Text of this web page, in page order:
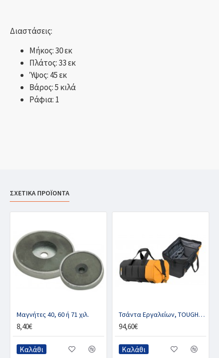
Διαστάσεις:
Μήκος: 30 εκ
Πλάτος: 33 εκ
Ύψος: 45 εκ
Βάρος: 5 κιλά
Ράφια: 1
ΣΧΕΤΙΚΑ ΠΡΟΪΟΝΤΑ
Μαγνήτες 40, 60 ή 71 χιλ.
8,40€
Καλάθι
Τσάντα Εργαλείων, TOUGHBUILT
94,60€
Καλάθι